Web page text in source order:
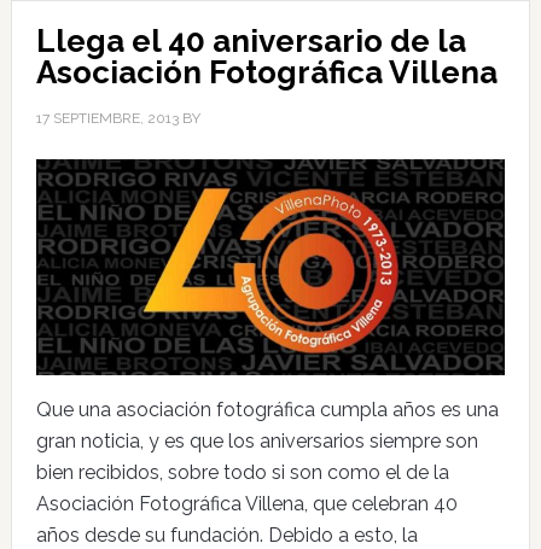
Llega el 40 aniversario de la
Asociación Fotográfica Villena
17 SEPTIEMBRE, 2013BY
Que una asociación fotográfica cumpla años es una
gran noticia, y es que los aniversarios siempre son
bien recibidos, sobre todo si son como el de la
Asociación Fotográfica Villena, que celebran 40
años desde su fundación. Debido a esto, la